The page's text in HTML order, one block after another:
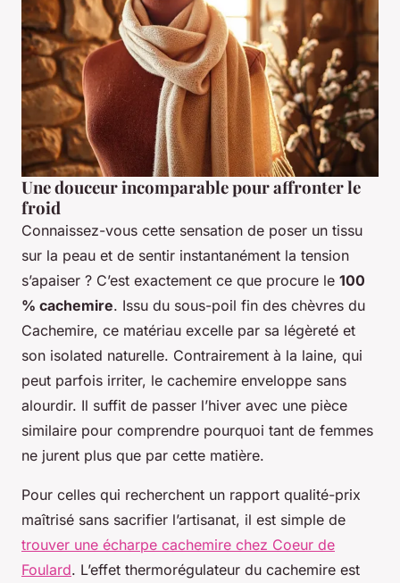
Une douceur incomparable pour affronter le
froid
Connaissez-vous cette sensation de poser un tissu
sur la peau et de sentir instantanément la tension
s’apaiser ? C’est exactement ce que procure le 100
% cachemire. Issu du sous-poil fin des chèvres du
Cachemire, ce matériau excelle par sa légèreté et
son isolated naturelle. Contrairement à la laine, qui
peut parfois irriter, le cachemire enveloppe sans
alourdir. Il suffit de passer l’hiver avec une pièce
similaire pour comprendre pourquoi tant de femmes
ne jurent plus que par cette matière.
Pour celles qui recherchent un rapport qualité-prix
maîtrisé sans sacrifier l’artisanat, il est simple de
trouver une écharpe cachemire chez Coeur de
Foulard. L’effet thermorégulateur du cachemire est